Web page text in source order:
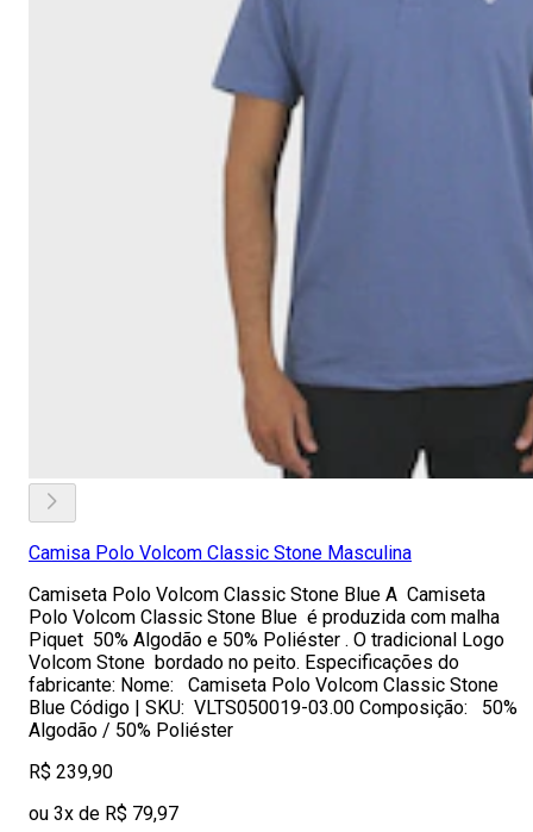
Camisa Polo Volcom Classic Stone Masculina
Camiseta Polo Volcom Classic Stone Blue A Camiseta
Polo Volcom Classic Stone Blue é produzida com malha
Piquet 50% Algodão e 50% Poliéster . O tradicional Logo
Volcom Stone bordado no peito. Especificações do
fabricante: Nome: Camiseta Polo Volcom Classic Stone
Blue Código | SKU: VLTS050019-03.00 Composição: 50%
Algodão / 50% Poliéster
R$ 239,90
ou 3x de R$ 79,97